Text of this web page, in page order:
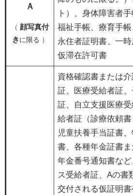
Ａ
（ 顔写真付
きに限る ）
ト）、身体障害者
福祉手帳、療育手
永住者証明書、一時
仮滞在許可書​
資格確認書または
証、医療受給者証
証、自立支援医療
給者証（診療依頼書
児童扶養手当証書
書、各種年金証書
年金番号通知書な
ス受給者証、Aの書
交付される仮証明